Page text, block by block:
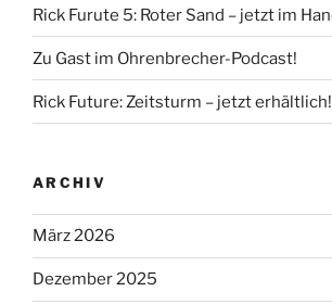
Rick Furute 5: Roter Sand – jetzt im
Zu Gast im Ohrenbrecher-Podcast!
Rick Future: Zeitsturm – jetzt erhältlich!
ARCHIV
März 2026
Dezember 2025